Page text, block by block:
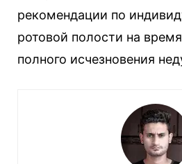
рекомендации по
ротовой полости на
полного исчезновения